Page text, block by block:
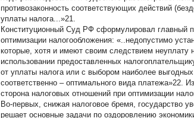
противозаконность соответствующих действий
уплаты налога...»21.
Конституционный Суд РФ сформулировал главный
оптимизации налогообложения: «..недопустимо
которые, хотя и имеют своим следствием
использовании предоставленных
от уплаты налога или с выбором наиболее
соответственно – оптимального вида платежа»22.
сторона налоговых отношений при оптимизации
Во-первых, снижая налоговое бремя, государство
решает основные задачи по оздоровлению